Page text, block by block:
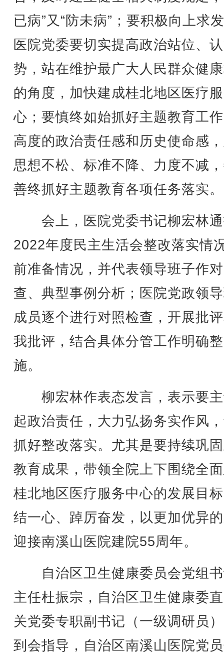
已病”又“防未病”；要积极向上求
医院党委要切实提高政治站位、
势，站在维护最广大人民群众健
的角度，加快建成桂北地区医疗
心；要慎终如始抓好主题教育工
高度的政治责任感和历史使命感
思想不松、标准不降、力度不减
善终抓好主题教育各项任务落实。
会上，医院党委书记柳宏林
2022年度民主生活会整改落实情
前准备情况，并代表领导班子作
查、典型事例分析；医院党政领
成员逐个进行对照检查，开展批
我批评，结合具体分管工作明确
施。
柳宏林作表态发言，表示要
起政治责任，大力弘扬务实作风
抓好整改落实。尤其是要持续巩
教育成果，带领全院上下围绕全
桂北地区医疗服务中心的发展目
结一心、踔厉奋发，以更加优异
迎接南溪山医院建院55周年。
自治区卫生健康委员会党组
主任杜振宗，自治区卫生健康委
关党委专职副书记（一级调研员
到会指导，自治区南溪山医院党